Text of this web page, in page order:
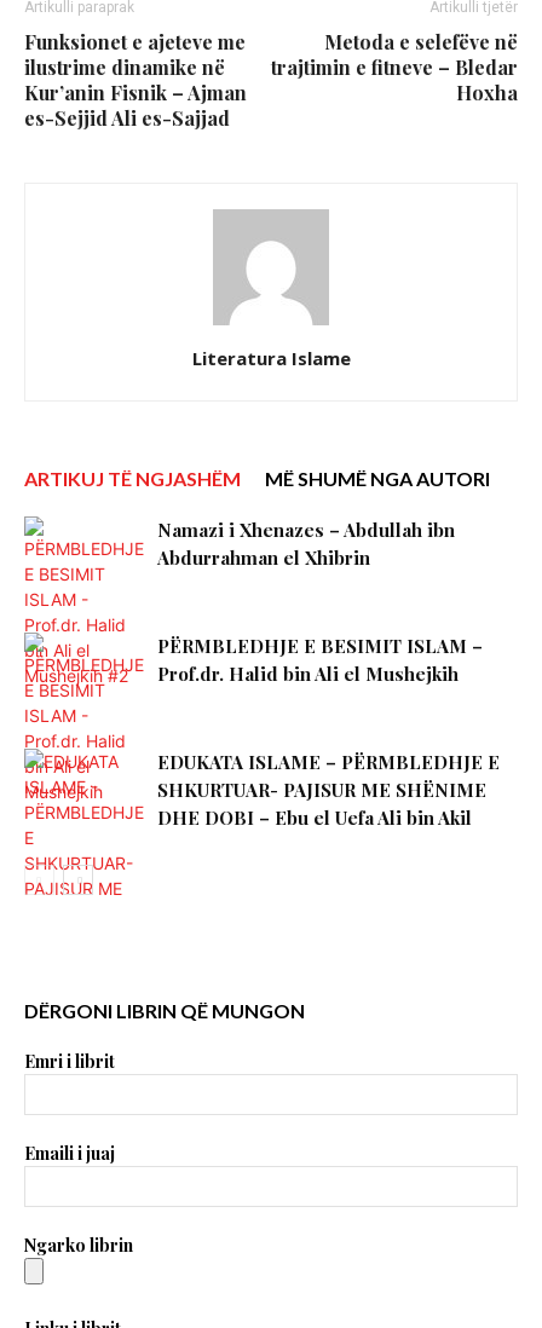
Artikulli paraprak
Funksionet e ajeteve me
ilustrime dinamike në
Kur’anin Fisnik – Ajman
es-Sejjid Ali es-Sajjad
Artikulli tjetër
Metoda e selefëve në
trajtimin e fitneve – Bledar
Hoxha
Literatura Islame
ARTIKUJ TË NGJASHËM MË SHUMË NGA AUTORI
Namazi i Xhenazes – Abdullah ibn
Abdurrahman el Xhibrin
PËRMBLEDHJE E BESIMIT ISLAM –
Prof.dr. Halid bin Ali el Mushejkih
EDUKATA ISLAME – PËRMBLEDHJE E
SHKURTUAR- PAJISUR ME SHËNIME
DHE DOBI – Ebu el Uefa Ali bin Akil
DËRGONI LIBRIN QË MUNGON
Emri i librit
Emaili i juaj
Ngarko librin